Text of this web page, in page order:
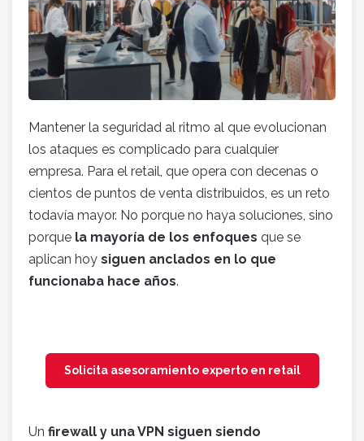
Mantener la seguridad al ritmo al que evolucionan
los ataques es complicado para cualquier
empresa. Para el retail, que opera con decenas o
cientos de puntos de venta distribuidos, es un reto
todavía mayor. No porque no haya soluciones, sino
porque la mayoría de los enfoques que se
aplican hoy siguen anclados en lo que
funcionaba hace años.
Solicita asesoramiento experto en retail
Un firewall y una VPN siguen siendo